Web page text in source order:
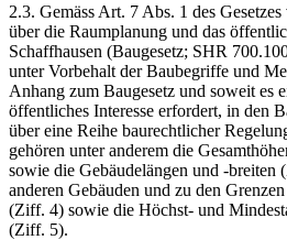
2.3. Gemäss Art. 7 Abs. 1 des
über die Raumplanung und das
Schaffhausen (Baugesetz; SHR
unter Vorbehalt der Baubegriffe und
Anhang zum Baugesetz und soweit es
öffentliches Interesse erfordert, in den
über eine Reihe baurechtlicher
gehören unter anderem die
sowie die Gebäudelängen und -breiten
anderen Gebäuden und zu den
(Ziff. 4) sowie die Höchst- und
(Ziff. 5).